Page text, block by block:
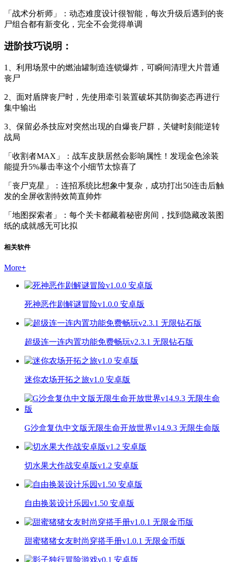
「战术分析师」：动态难度设计很智能，每次升级后遇到的丧
尸组合都有新变化，完全不会觉得单调
进阶技巧说明：
1、利用场景中的燃油罐制造连锁爆炸，可瞬间清理大片普通
丧尸
2、面对盾牌丧尸时，先使用牵引装置破坏其防御姿态再进行
集中输出
3、保留必杀技应对突然出现的自爆丧尸群，关键时刻能逆转
战局
「收割者MAX」：战车皮肤居然会影响属性！发现金色涂装
能提升5%暴击率这个小细节太惊喜了
「丧尸克星」：连招系统比想象中复杂，成功打出50连击后触
发的全屏收割特效简直帅炸
「地图探索者」：每个关卡都藏着秘密房间，找到隐藏改装图
纸的成就感无可比拟
相关软件
More+
死神恶作剧解谜冒险v1.0.0 安卓版
超级连一连内置功能免费畅玩v2.3.1 无限钻石版
迷你农场开拓之旅v1.0 安卓版
G沙盒复仇中文版无限生命开放世界v14.9.3 无限生命版
切水果大作战安卓版v1.2 安卓版
自由换装设计乐园v1.50 安卓版
甜蜜猪猪女友时尚穿搭手册v1.0.1 无限金币版